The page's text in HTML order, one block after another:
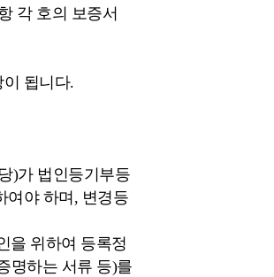
각 호의 보증서
됩니다.
)가 법인등기부등
여야 하며, 변경등
을 위하여 등록정
명하는 서류 등)를